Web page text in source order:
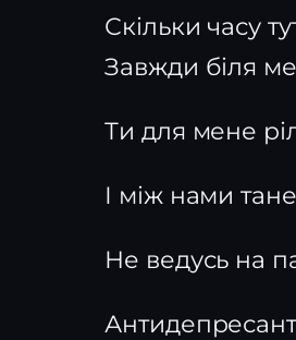
Скільки часу
Завжди біля
Ти для мене
І між нами
Не ведусь на